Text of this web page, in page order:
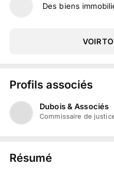
Des biens
VOIR
Profils associés
Dubois & Associés
Commissaire de
Résumé